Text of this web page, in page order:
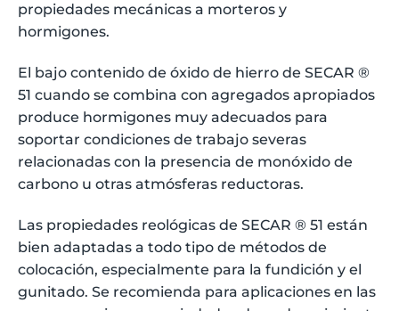
propiedades mecánicas a morteros y
hormigones.
El bajo contenido de óxido de hierro de SECAR ®
51 cuando se combina con agregados apropiados
produce hormigones muy adecuados para
soportar condiciones de trabajo severas
relacionadas con la presencia de monóxido de
carbono u otras atmósferas reductoras.
Las propiedades reológicas de SECAR ® 51 están
bien adaptadas a todo tipo de métodos de
colocación, especialmente para la fundición y el
gunitado. Se recomienda para aplicaciones en las